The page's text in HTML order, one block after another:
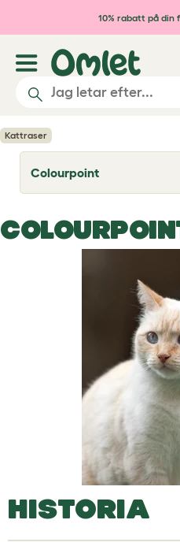
Hoppa till 10% rabatt på din
Kattraser
Colourpoint
T
o
l
e
HISTORIA